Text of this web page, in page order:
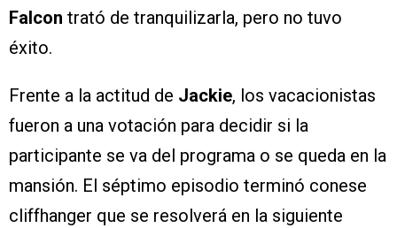
Falcon trató de tranquilizarla, pero no tuvo
éxito.
Frente a la actitud de Jackie, los vacacionistas
fueron a una votación para decidir si la
participante se va del programa o se queda en la
mansión. El séptimo episodio terminó conese
cliffhanger que se resolverá en la siguiente